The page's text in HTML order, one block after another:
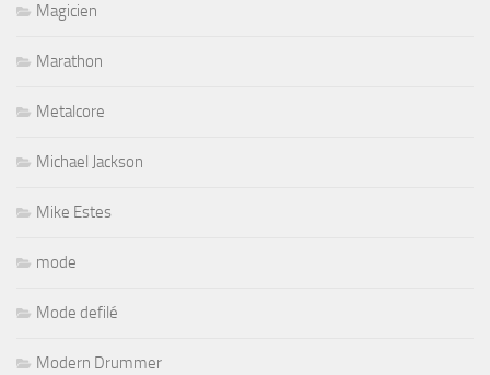
Magicien
Marathon
Metalcore
Michael Jackson
Mike Estes
mode
Mode defilé
Modern Drummer